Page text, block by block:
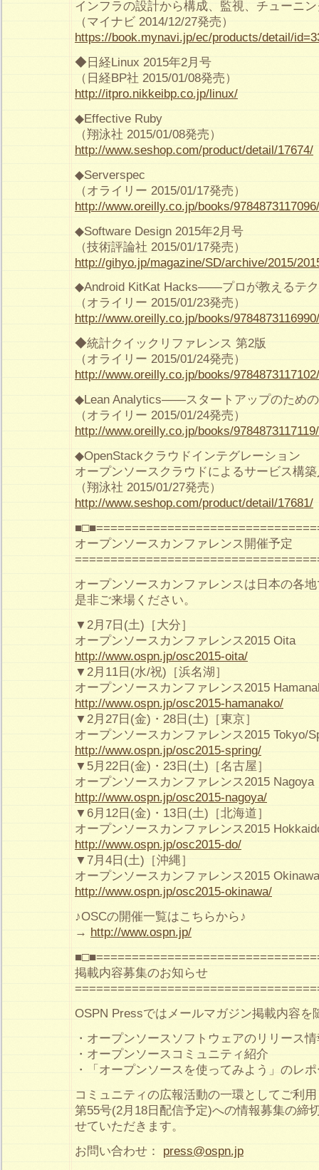
インフラの設計から構成、監視、チューニ
（マイナビ 2014/12/27発売）
https://book.mynavi.jp/ec/products/detail/
◆日経Linux 2015年2月号
（日経BP社 2015/01/08発売）
http://itpro.nikkeibp.co.jp/linux/
◆Effective Ruby
（翔泳社 2015/01/08発売）
http://www.seshop.com/product/detail/17674/
◆Serverspec
（オライリー 2015/01/17発売）
http://www.oreilly.co.jp/books/9784873117096/
◆Software Design 2015年2月号
（技術評論社 2015/01/17発売）
http://gihyo.jp/magazine/SD/archive/2015/
◆Android KitKat Hacks――プロが教えるテ
（オライリー 2015/01/23発売）
http://www.oreilly.co.jp/books/9784873116990/
◆統計クイックリファレンス 第2版
（オライリー 2015/01/24発売）
http://www.oreilly.co.jp/books/9784873117102/
◆Lean Analytics――スタートアップのため
（オライリー 2015/01/24発売）
http://www.oreilly.co.jp/books/9784873117119/
◆OpenStackクラウドインテグレーション
オープンソースクラウドによるサービス構
（翔泳社 2015/01/27発売）
http://www.seshop.com/product/detail/17681/
オープンソースカンファレンス開催予定
オープンソースカンファレンスは日本の各
是非ご来場ください。
▼2月7日(土)［大分］
オープンソースカンファレンス2015 Oita
http://www.ospn.jp/osc2015-oita/
▼2月11日(水/祝)［浜名湖］
オープンソースカンファレンス2015
http://www.ospn.jp/osc2015-hamanako/
▼2月27日(金)・28日(土)［東京］
オープンソースカンファレンス2015 Tokyo/
http://www.ospn.jp/osc2015-spring/
▼5月22日(金)・23日(土)［名古屋］
オープンソースカンファレンス2015 Nagoya
http://www.ospn.jp/osc2015-nagoya/
▼6月12日(金)・13日(土)［北海道］
オープンソースカンファレンス2015
http://www.ospn.jp/osc2015-do/
▼7月4日(土)［沖縄］
オープンソースカンファレンス2015 Okinawa
http://www.ospn.jp/osc2015-okinawa/
♪OSCの開催一覧はこちらから♪
→ http://www.ospn.jp/
掲載内容募集のお知らせ
OSPN Pressではメールマガジン掲載内容を
・オープンソースソフトウェアのリリース
・オープンソースコミュニティ紹介
・「オープンソースを使ってみよう」のレ
コミュニティの広報活動の一環としてご利
第55号(2月18日配信予定)への情報募集の締
せていただきます。
お問い合わせ： press@ospn.jp